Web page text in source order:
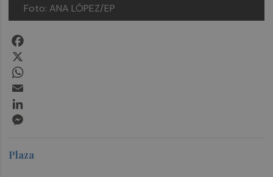
Foto: ANA LÓPEZ/EP
Plaza